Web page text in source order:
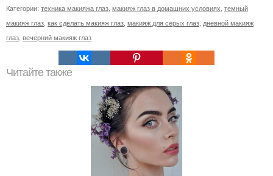
Категории: техника макияжа глаз макияж глаз в домашних условиях темный
макияж глаз как сделать макияж глаз макияж для серых глаз дневной макияж
глаз вечерний макияж глаз
Читайте также